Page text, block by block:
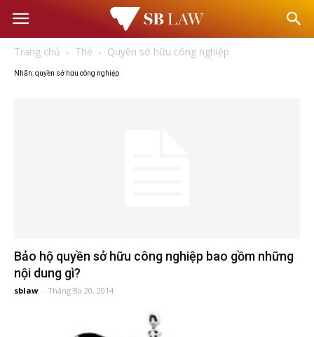
Văn
vấn
Trang chủ Thẻ Quyền sở hữu công nghiệp
Nhãn: quyền sở hữu công nghiệp
Bảo hộ quyền sở hữu công nghiệp bao gồm những
nội dung gì?
sblaw - Tháng Ba 20, 2014